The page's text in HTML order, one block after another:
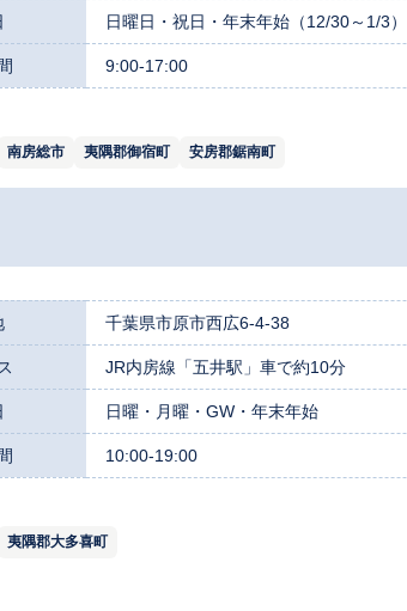
日曜日・祝日・年末年始（12/30～1/3）
9:00-17:00
南房総市 夷隅郡御宿町 安房郡鋸南町
千葉県市原市西広6-4-38
JR内房線「五井駅」車で約10分
日曜・月曜・GW・年末年始
10:00-19:00
夷隅郡大多喜町